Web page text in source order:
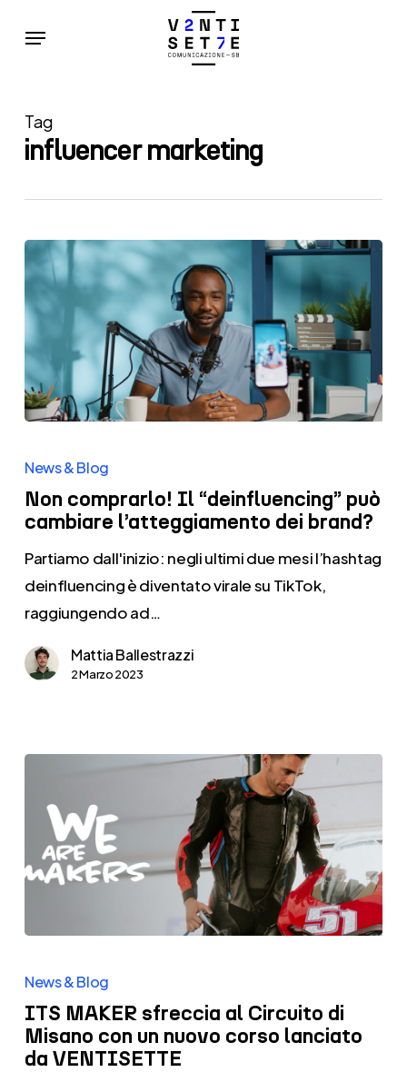
Menu
Tag
influencer marketing
comprarlo!
Il
“deinfluencing”
cambiare
l’atteggiamento
dei
brand?
News & Blog
Non comprarlo! Il “deinfluencing” può
cambiare l’atteggiamento dei brand?
Partiamo dall'inizio: negli ultimi due mesi l’hashtag
deinfluencing è diventato virale su TikTok,
raggiungendo ad…
Mattia Ballestrazzi
2 Marzo 2023
MAKER
sfreccia
al
Circuito
News & Blog
ITS MAKER sfreccia al Circuito di
Misano con un nuovo corso lanciato
da VENTISETTE